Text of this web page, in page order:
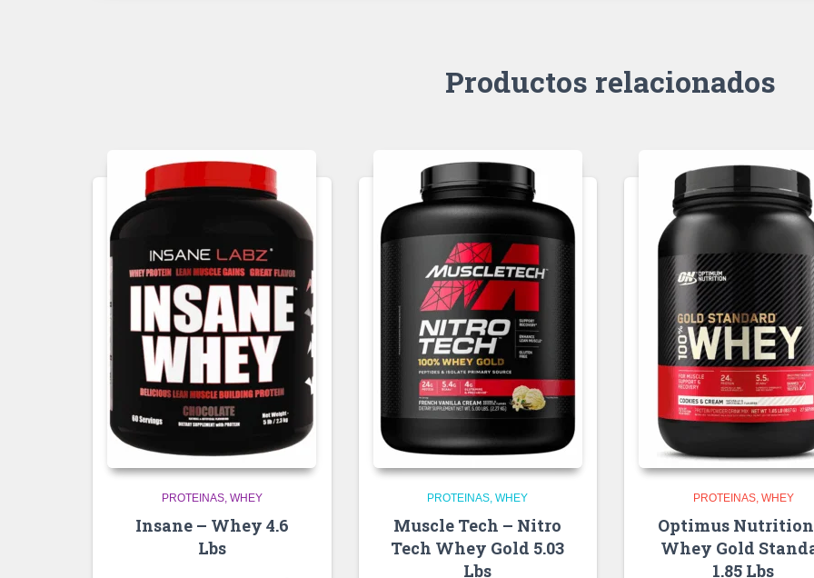
Productos relacionados
PROTEINAS WHEY
Insane – Whey 4.6
Lbs
PROTEINAS WHEY
Muscle Tech – Nitro
Tech Whey Gold 5.03
Lbs
PROTEINAS WHEY
Optimus
Whey Gold
1.85 Lbs